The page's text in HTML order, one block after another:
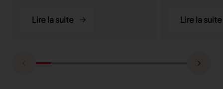
Lire la suite Lire la suite